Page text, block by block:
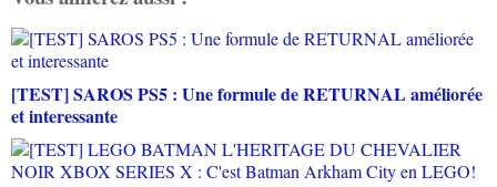
[TEST] SAROS PS5 : Une formule de RETURNAL améliorée
et interessante